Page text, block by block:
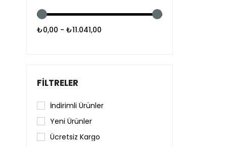
₺0,00 - ₺11.041,00
FILTRELER
İndirimli Ürünler
Yeni Ürünler
Ücretsiz Kargo